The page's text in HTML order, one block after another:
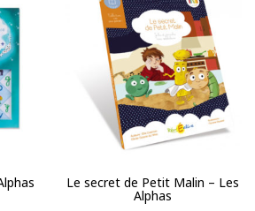
Le secret de Petit Malin – Les
Alphas